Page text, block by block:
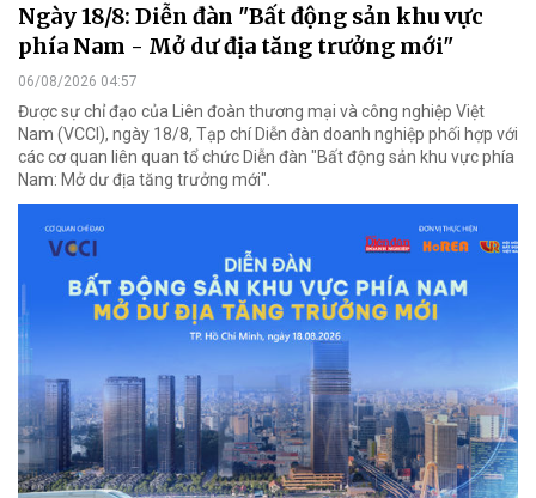
Ngày 18/8: Diễn đàn "Bất động sản khu vực
phía Nam - Mở dư địa tăng trưởng mới"
06/08/2026 04:57
Được sự chỉ đạo của Liên đoàn thương mại và công nghiệp Việt
Nam (VCCI), ngày 18/8, Tạp chí Diễn đàn doanh nghiệp phối hợp với
các cơ quan liên quan tổ chức Diễn đàn "Bất động sản khu vực phía
Nam: Mở dư địa tăng trưởng mới".